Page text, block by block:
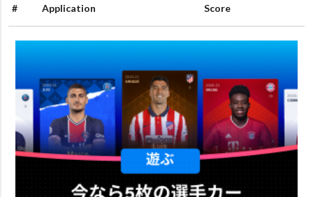
# Application Score